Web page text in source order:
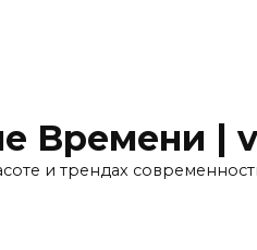
Времени |
и трендах